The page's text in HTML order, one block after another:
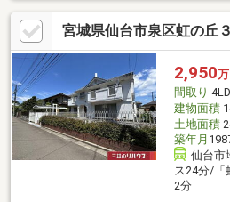
す。・キッチンには、カップボードが
オール電化システムのため、ガス漏れ
コキュート採用・１階と2階にトイレが
コニーとバルコニーがついています。
や来客用にうれしい3台分のカースペー
有）
宮城県仙台市泉区虹の丘
2,950
間取り
建物面積
土地面積
築年月
仙台市
ス24分/「
2分